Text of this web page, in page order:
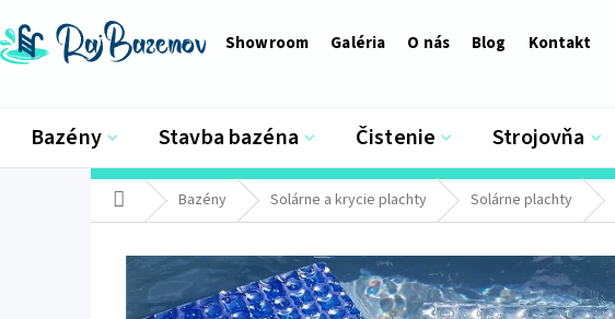
na
obsah
Showroom Galéria O nás Blog Kontakt
Bazény Stavba bazéna Čistenie Strojovňa
DomovBazény Solárne a krycie plachty Solárne plachty